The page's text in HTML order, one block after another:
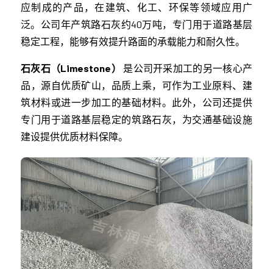
应制成的产品，在建筑、化工、环保等领域应用广
泛。公司年产筑路石灰约40万吨，专门用于道路基层
稳定工程，能够有效提升路面的承载能力和耐久性。
石灰石（Limestone）
是公司开采加工的另一核心产
品，源自优质矿山，品质上乘，可作为工业原料、建
筑材料或进一步加工的基础材料。此外，公司还提供
专门用于道路基层稳定的筑路石灰，为交通基础设施
建设提供优质材料保障。